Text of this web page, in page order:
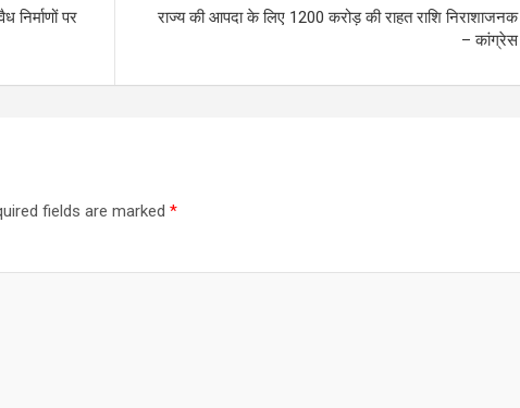
निर्माणों पर
राज्य की आपदा के लिए 1200 करोड़ की राहत राशि निराशाजनक
– कांग्रेस
fields are marked *